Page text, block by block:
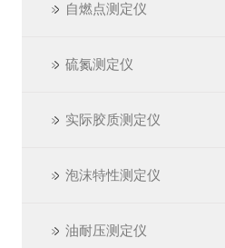
自燃点测定仪
硫氮测定仪
实际胶质测定仪
泡沫特性测定仪
油耐压测定仪